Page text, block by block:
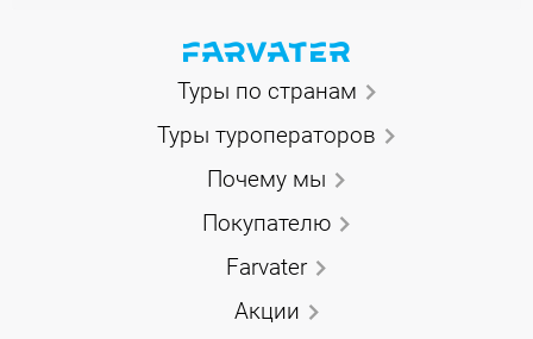
Туры по странам
Туры туроператоров
Почему мы
Покупателю
Farvater
Акции